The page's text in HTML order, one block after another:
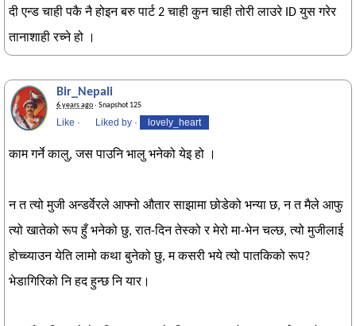
दी एन्ड चाही पकै नै होइन बरु पार्ट 2 चाही कुन चाही तोरी लाउरे ID युस गरेर
तानाशाही रच्ने हो ।
Bir_Nepali
6 years ago· Snapshot 125
Like · Liked by · lovely_heart
काम गर्ने कालु, जस पाउनि भालु भनेको येइ हो ।
न त त्यो मुजी अन्डर्वेरले आफ्नो औतार साझामा छोडेको भन्या छ, न त मैले आफु
त्यो खातेको रूप हुँ भनेको छु, रात-दिन तेस्को र मेरो मा-भेन चल्छ, त्यो मुजीलाई
होच्च्याउन येति लामो कथा बुनेको छु, म कसरी भये त्यो पातकिको रूप?
भेडागिरिको नि हद हुन्छ नि यार।